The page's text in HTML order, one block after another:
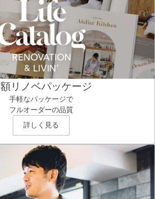
リノベパッケージ
手軽なパッケージで
フルオーダーの品質
詳しく見る